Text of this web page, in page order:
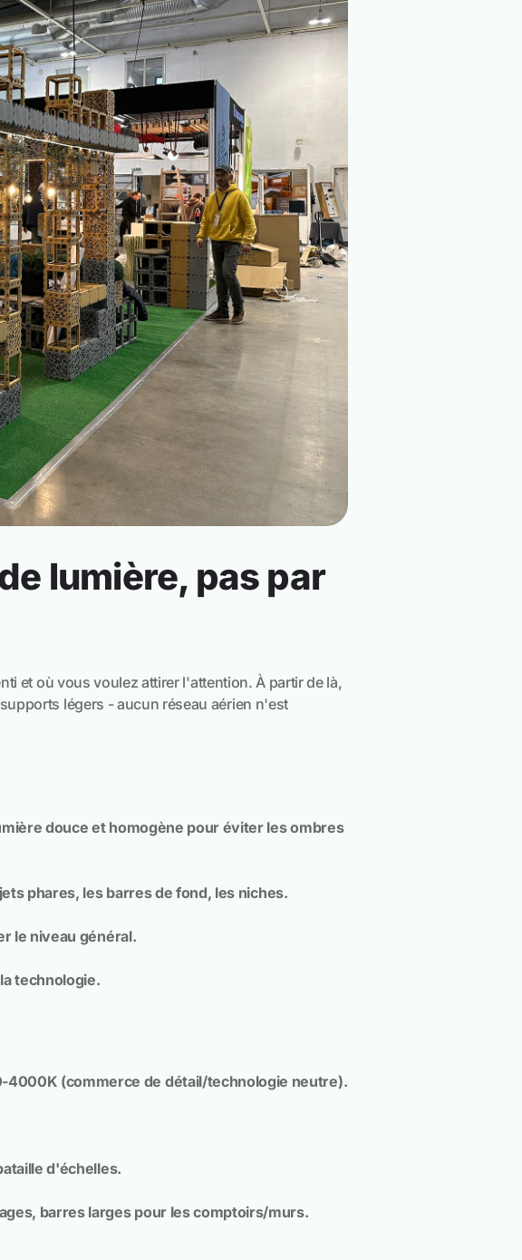
lumière, pas par
et où vous voulez attirer l'attention. À partir de là,
légers - aucun réseau aérien n'est
douce et homogène pour éviter les ombres
phares, les barres de fond, les niches.
le niveau général.
technologie.
(commerce de détail/technologie neutre).
d'échelles.
barres larges pour les comptoirs/murs.